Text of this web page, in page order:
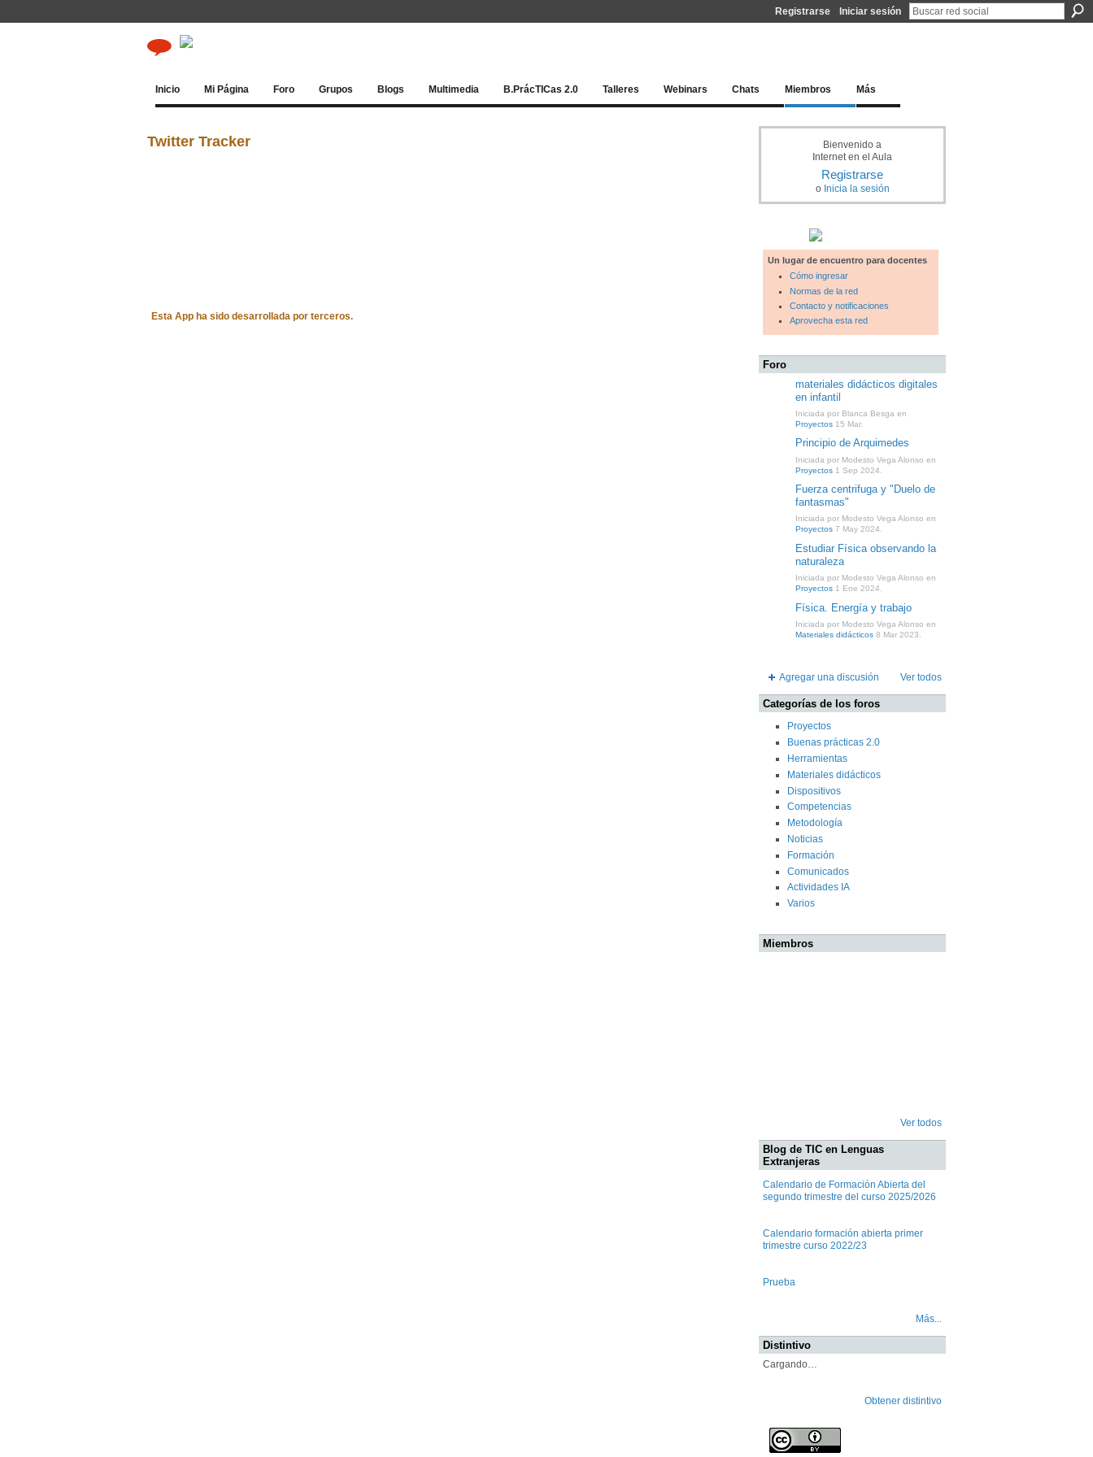
Registrarse Iniciar sesión
Inicio Mi Página Foro Grupos Blogs Multimedia B.PrácTICas 2.0 Talleres Webinars Chats Miembros Más
Twitter Tracker
Esta App ha sido desarrollada por terceros.
Bienvenido a
Internet en el Aula
Registrarse
o Inicia la sesión
Un lugar de encuentro para docentes
Cómo ingresar
Normas de la red
Contacto y notificaciones
Aprovecha esta red
Foro
materiales didácticos digitales
en infantil
Iniciada por Blanca Besga en
Proyectos 15 Mar.
Principio de Arquimedes
Iniciada por Modesto Vega Alonso en
Proyectos 1 Sep 2024.
Fuerza centrifuga y "Duelo de
fantasmas"
Iniciada por Modesto Vega Alonso en
Proyectos 7 May 2024.
Estudiar Física observando la
naturaleza
Iniciada por Modesto Vega Alonso en
Proyectos 1 Ene 2024.
Física. Energía y trabajo
Iniciada por Modesto Vega Alonso en
Materiales didácticos 8 Mar 2023.
Agregar una discusión Ver todos
Categorías de los foros
Proyectos
Buenas prácticas 2.0
Herramientas
Materiales didácticos
Dispositivos
Competencias
Metodología
Noticias
Formación
Comunicados
Actividades IA
Varios
Miembros
Ver todos
Blog de TIC en Lenguas
Extranjeras
Calendario de Formación Abierta del
segundo trimestre del curso 2025/2026
Calendario formación abierta primer
trimestre curso 2022/23
Prueba
Más...
Distintivo
Cargando…
Obtener distintivo